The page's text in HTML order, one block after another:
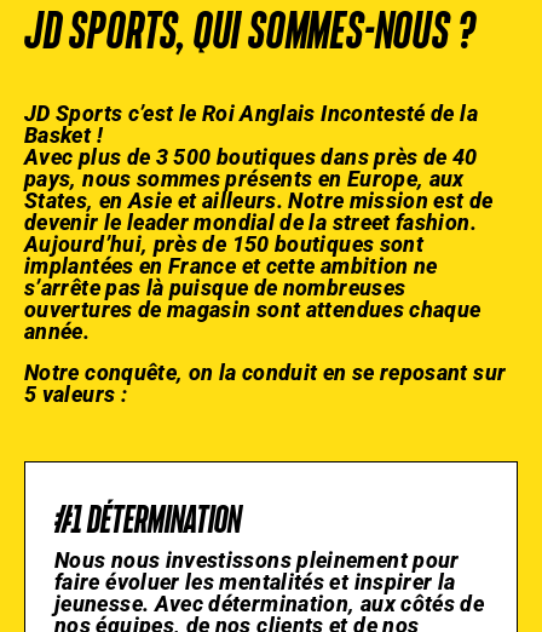
JD SPORTS, QUI SOMMES-NOUS ?
JD Sports c’est le Roi Anglais Incontesté de la
Basket !
Avec plus de 3 500 boutiques dans près de 40
pays, nous sommes présents en Europe, aux
States, en Asie et ailleurs. Notre mission est de
devenir le leader mondial de la street fashion.
Aujourd’hui, près de 150 boutiques sont
implantées en France et cette ambition ne
s’arrête pas là puisque de nombreuses
ouvertures de magasin sont attendues chaque
année.
Notre conquête, on la conduit en se reposant sur
5 valeurs :
#1 DÉTERMINATION
Nous nous investissons pleinement pour
faire évoluer les mentalités et inspirer la
jeunesse. Avec détermination, aux côtés de
nos équipes, de nos clients et de nos